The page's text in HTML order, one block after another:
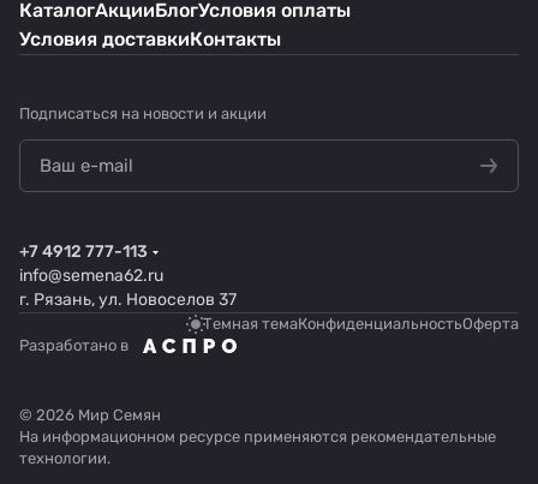
КаталогАкцииБлогУсловия оплаты
Условия доставкиКонтакты
Подписаться на новости и акции
+7 4912 777-113
info@semena62.ru
г. Рязань, ул. Новоселов 37
Темная темаКонфиденциальностьОферта
Разработано в
© 2026 Мир Семян
На информационном ресурсе применяются рекомендательные
технологии.